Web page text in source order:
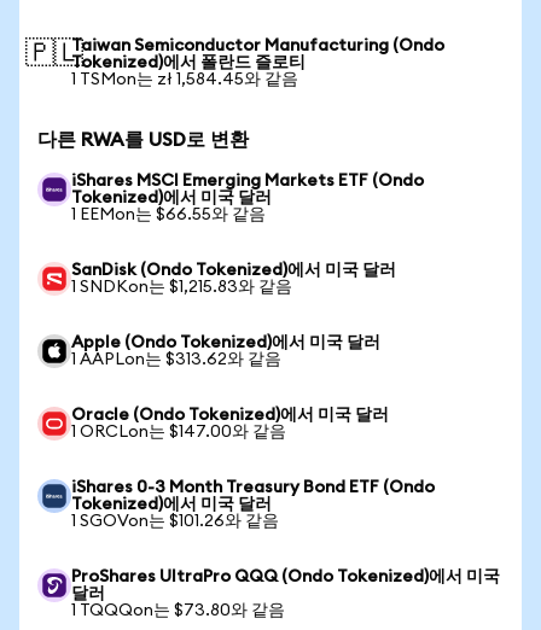
🇵🇱Taiwan Semiconductor Manufacturing (Ondo
Tokenized)에서 폴란드 즐로티
1 TSMon는 zł 1,584.45와 같음
다른 RWA를 USD로 변환
iShares MSCI Emerging Markets ETF (Ondo
Tokenized)에서 미국 달러
1 EEMon는 $66.55와 같음
SanDisk (Ondo Tokenized)에서 미국 달러
1 SNDKon는 $1,215.83와 같음
Apple (Ondo Tokenized)에서 미국 달러
1 AAPLon는 $313.62와 같음
Oracle (Ondo Tokenized)에서 미국 달러
1 ORCLon는 $147.00와 같음
iShares 0-3 Month Treasury Bond ETF (Ondo
Tokenized)에서 미국 달러
1 SGOVon는 $101.26와 같음
ProShares UltraPro QQQ (Ondo Tokenized)에서 미국
달러
1 TQQQon는 $73.80와 같음